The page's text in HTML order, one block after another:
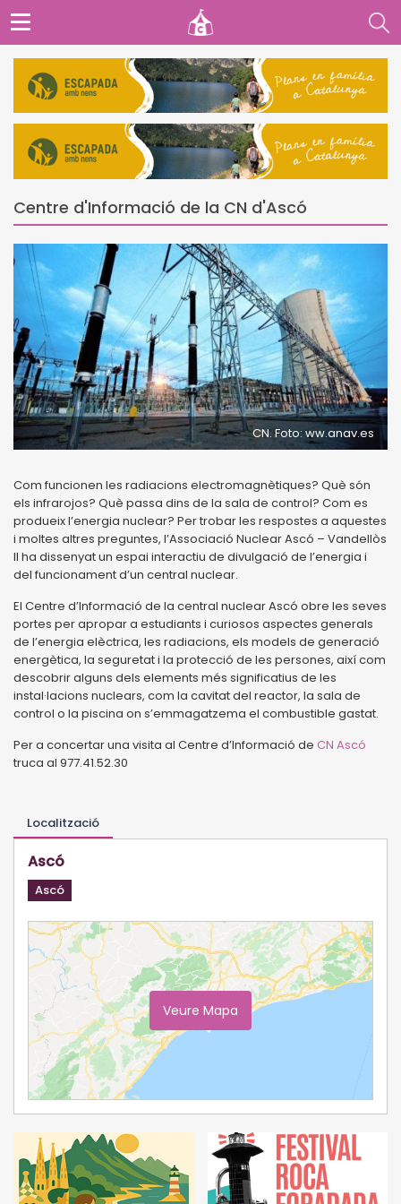
Centre d'Informació de la CN d'Ascó
CN. Foto: ww.anav.es
Com funcionen les radiacions electromagnètiques? Què són
els infrarojos? Què passa dins de la sala de control? Com es
produeix l’energia nuclear? Per trobar les respostes a aquestes
i moltes altres preguntes, l’Associació Nuclear Ascó – Vandellòs
II ha dissenyat un espai interactiu de divulgació de l’energia i
del funcionament d’un central nuclear.
El Centre d’Informació de la central nuclear Ascó obre les seves
portes per apropar a estudiants i curiosos aspectes generals
de l’energia elèctrica, les radiacions, els models de generació
energètica, la seguretat i la protecció de les persones, així com
descobrir alguns dels elements més significatius de les
instal·lacions nuclears, com la cavitat del reactor, la sala de
control o la piscina on s’emmagatzema el combustible gastat.
Per a concertar una visita al Centre d’Informació de CN Ascó
truca al 977.41.52.30
Localització
Ascó
Ascó
Veure Mapa